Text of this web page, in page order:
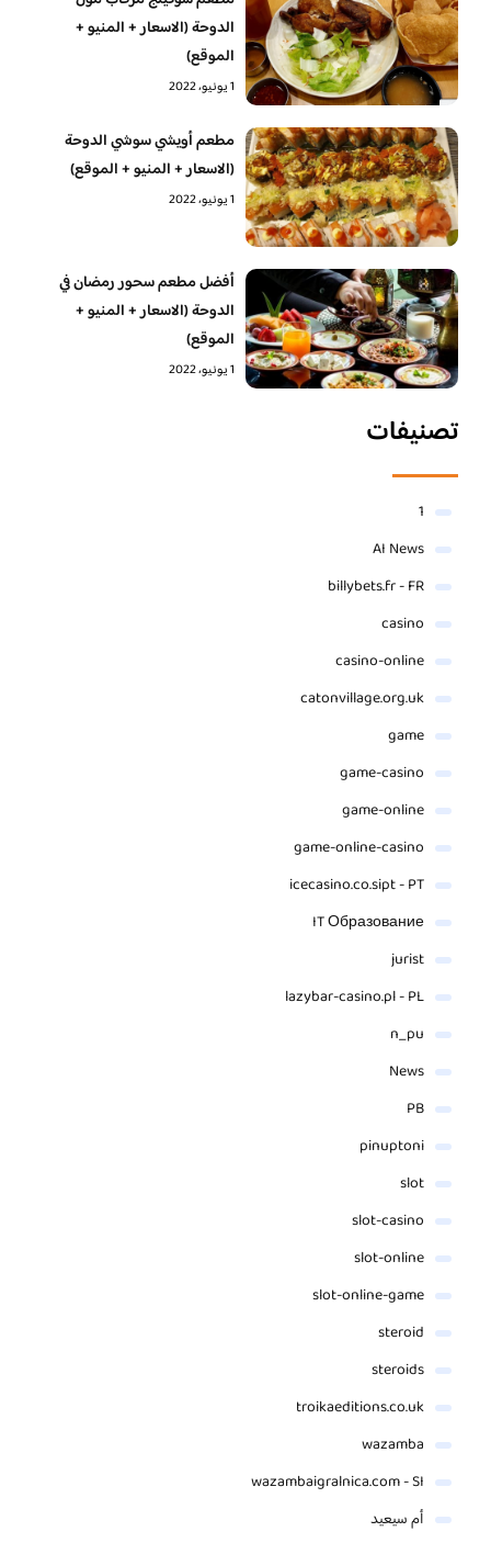
الدوحة (الاسعار + المنيو +
الموقع)
1 يونيو، 2022
مطعم أويشي سوشي الدوحة
(الاسعار + المنيو + الموقع)
1 يونيو، 2022
أفضل مطعم سحور رمضان في
الدوحة (الاسعار + المنيو +
الموقع)
1 يونيو، 2022
تصنيفات
1
AI News
billybets.fr - FR
casino
casino-online
catonvillage.org.uk
game
game-casino
game-online
game-online-casino
icecasino.co.sipt - PT
IT Образование
jurist
lazybar-casino.pl - PL
n_pu
News
PB
pinuptoni
slot
slot-casino
slot-online
slot-online-game
steroid
steroids
troikaeditions.co.uk
wazamba
wazambaigralnica.com - SI
أم سيعيد